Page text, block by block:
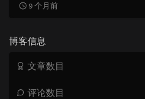
9 个月前
博客信息
文章数目
评论数目